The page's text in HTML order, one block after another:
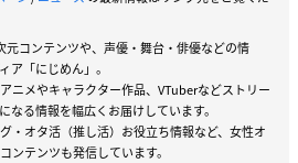
元コンテンツや、声優・舞台・俳優などの情
ア「にじめん」。
ニメやキャラクター作品、VTuberなどストリー
なる情報を幅広くお届けしています。
・オタ活（推し活）お役立ち情報など、女性オ
ンテンツも発信しています。